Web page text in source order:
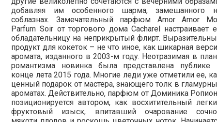
добавляя им особенного шарма, замешанного
соблазнах. Замечательный парфюм Amor Amor
Parfum Soir от торгового дома Cacharel настраивает
обладательницу на неприкрытый флирт.
продукт для кокеток – не что иное, как шикарная
аромата, изданного в 2003-м году. Неотразимая в
романтизма новинка была представлена публике
конце лета 2015 года. Многие леди уже отметили ее,
ценный подарок от мастера, знающего толк в
ароматах. Действительно, парфюм от Доминика
позиционируется автором, как восхитительный
фруктовый изыск, впитавший очарование